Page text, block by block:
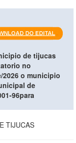
de tijucas
no
2026 o municipio
de
96para
TIJUCAS